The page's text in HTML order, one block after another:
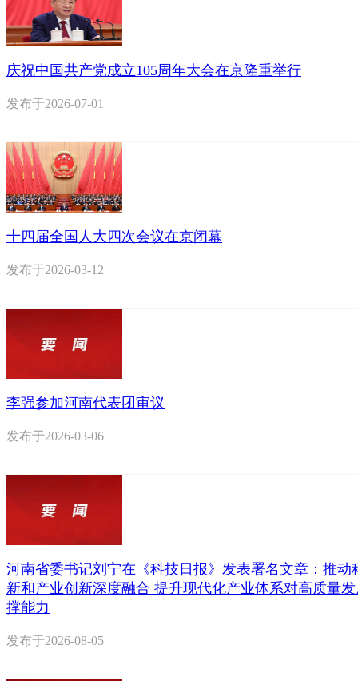
庆祝中国共产党成立105周年大会在京隆重举行
发布于2026-07-01
十四届全国人大四次会议在京闭幕
发布于2026-03-12
李强参加河南代表团审议
发布于2026-03-06
河南省委书记刘宁在《科技日报》发表署名文章：推动
新和产业创新深度融合 提升现代化产业体系对高质量
撑能力
发布于2026-08-05